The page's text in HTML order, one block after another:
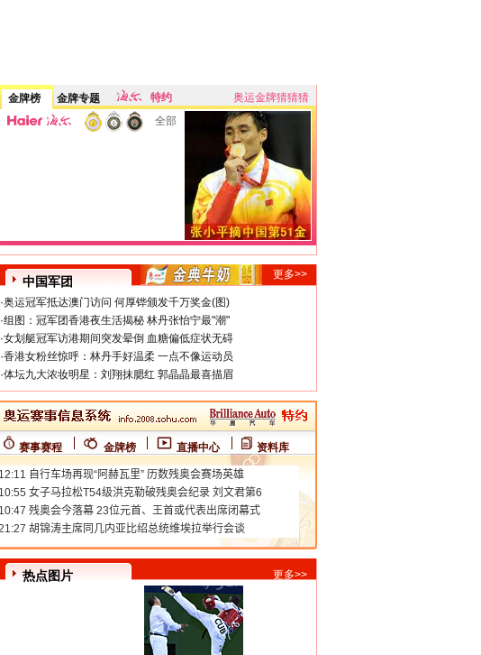
金牌榜 金牌专题 特约
奥运金牌猜猜猜
全部
中国军团
更多>>
·奥运冠军抵达澳门访问 何厚铧颁发千万奖金(图)
·组图：冠军团香港夜生活揭秘 林丹张怡宁最"潮"
·女划艇冠军访港期间突发晕倒 血糖偏低症状无碍
·香港女粉丝惊呼：林丹手好温柔 一点不像运动员
·体坛九大浓妆明星：刘翔抹腮红 郭晶晶最喜描眉
赛事赛程 金牌榜 直播中心 资料库
热点图片 更多>>